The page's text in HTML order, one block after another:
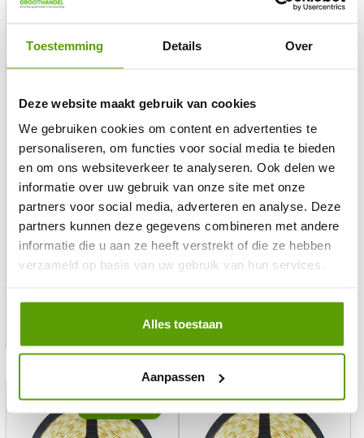
Toestemming Details Over
Deze website maakt gebruik van cookies
We gebruiken cookies om content en advertenties te
personaliseren, om functies voor social media te bieden
en om ons websiteverkeer te analyseren. Ook delen we
informatie over uw gebruik van onze site met onze
partners voor social media, adverteren en analyse. Deze
partners kunnen deze gegevens combineren met andere
informatie die u aan ze heeft verstrekt of die ze hebben
verzameld op basis van uw gebruik van hun services.
Alles toestaan
Aanpassen
LED-Streifen | IP22 | 12 V |
2835/60 | 3000 K | 5 Meter | 8
10 watt per meter
60 led per meter
12 Volt
IP22
Verkaufspreis
Regulärer
€ 37,90
niet op voorraad
LED-Streifen | IP22 | 24 V |
5050/60 | 3000 K | 5 Meter | 10
10 watt per meter
74 lumen per watt
24 Volt
Regulärer
€ 42,96
niet op voorraad
3000K Warmweiß
-55% -50%